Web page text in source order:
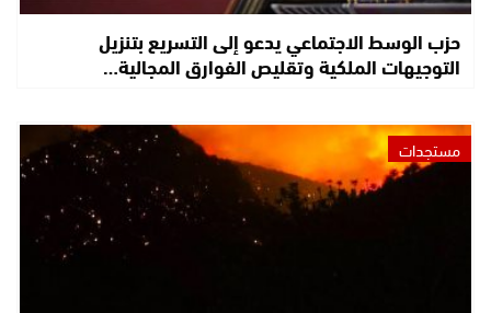
حزب الوسط الاجتماعي يدعو إلى التسريع بتنزيل
التوجيهات الملكية وتقليص الفوارق المجالية…
مستجدات